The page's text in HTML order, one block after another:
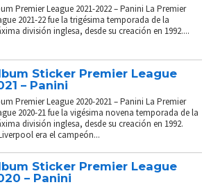
Premier League 2021-2022 – Panini La Premier
2021-22 fue la trigésima temporada de la
división inglesa, desde su creación en 1992....
Sticker Premier League
– Panini
Premier League 2020-2021 – Panini La Premier
2020-21 fue la vigésima novena temporada de la
división inglesa, desde su creación en 1992.
era el campeón...
Sticker Premier League
– Panini